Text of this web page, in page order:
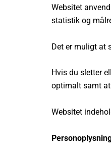
Websitet
statistik og
Det er muligt at
Hvis du sletter
optimalt samt
Websitet